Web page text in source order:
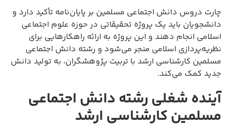
چارت دروس دانش اجتماعی مسلمین بر پایان‌نامه تأکید دارد و
دانشجویان باید یک پروژه تحقیقاتی در حوزه علوم اجتماعی
اسلامی انجام دهند و این پروژه به ارائه راهکارهایی برای
نظریه‌پردازی اسلامی منجر می‌شود و رشته دانش اجتماعی
مسلمین کارشناسی ارشد با تربیت پژوهشگران، به تولید دانش
جدید کمک می‌کند.
آینده شغلی رشته دانش اجتماعی
مسلمین کارشناسی ارشد